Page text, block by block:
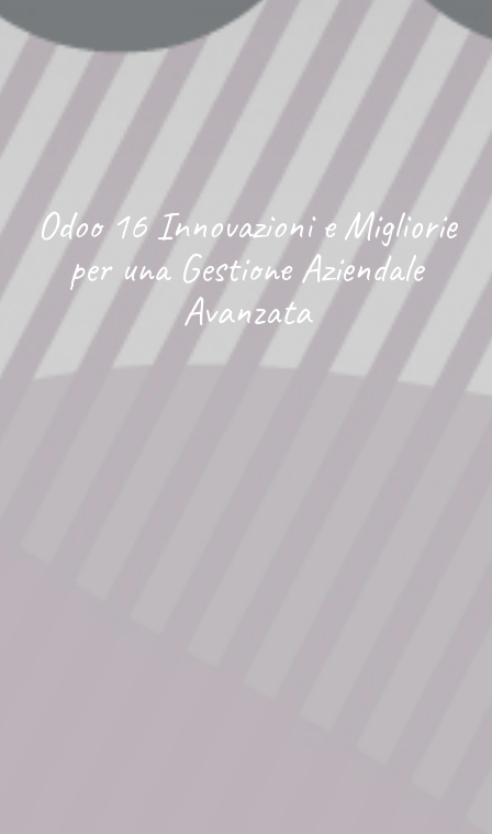
Odoo 16 Innovazioni e Migliorie
per una Gestione Aziendale
Avanzata